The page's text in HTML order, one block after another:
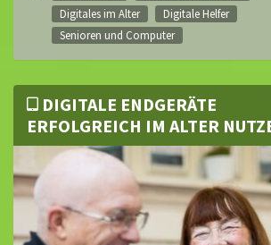
Digitales im Alter
Digitale Helfer
Senioren und Computer
DIGITALE ENDGERÄTE
ERFOLGREICH IM ALTER